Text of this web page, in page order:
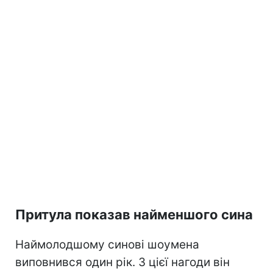
Притула показав найменшого сина
Наймолодшому синові шоумена
виповнився один рік. З цієї нагоди він